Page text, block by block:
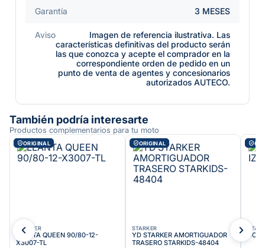
Garantía 3 MESES
Aviso
Imagen de referencia ilustrativa. Las
características definitivas del producto serán
las que conozca y acepte el comprador en la
correspondiente orden de pedido en un
punto de venta de agentes y concesionarios
autorizados AUTECO.
También podría interesarte
Productos complementarios para tu moto
ORIGINAL
STARKER
LLANTA QUEEN 90/80-12-
X3007-TL
ORIGINAL
STARKER
YD STARKER AMORTIGUADOR
TRASERO STARKIDS-48404